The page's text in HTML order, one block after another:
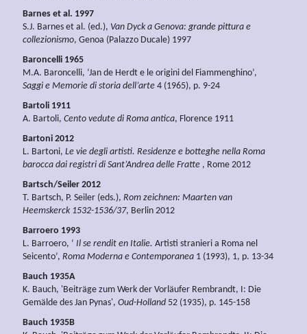
Barnes et al. 1997
S.J. Barnes et al. (ed.), Van Dyck a Genova: grande pittura e
collezionismo, Genoa (Palazzo Ducale) 1997
Baroncelli 1965
M.A. Baroncelli, ‘Jan de Herdt e le origini del Fiammenghino’,
Saggi e Memorie di storia dell’arte 4 (1965), p. 9-24
Bartoli 1911
A. Bartoli, Cento vedute di Roma antica, Florence 1911
Bartoni 2012
L. Bartoni, Le vie degli artisti. Residenze e botteghe nella Roma
barocca dai registri di Sant’Andrea delle Fratte , Rome 2012
Bartsch/Seiler 2012
T. Bartsch, P. Seiler (eds.), Rom zeichnen: Maarten van
Heemskerck 1532-1536/37, Berlin 2012
Barroero 1993
L. Barroero, ‘ Il se rendit en Italie. Artisti stranieri a Roma nel
Seicento’, Roma Moderna e Contemporanea 1 (1993), 1, p. 13-34
Bauch 1935A
K. Bauch, 'Beiträge zum Werk der Vorläufer Rembrandt, I: Die
Gemälde des Jan Pynas', Oud-Holland 52 (1935), p. 145-158
Bauch 1935B